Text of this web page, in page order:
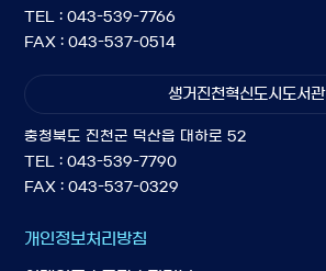
TEL : 043-539-7766
FAX : 043-537-0514
생거진천혁신도시도서관
충청북도 진천군 덕산읍 대하로 52
TEL : 043-539-7790
FAX : 043-537-0329
개인정보처리방침